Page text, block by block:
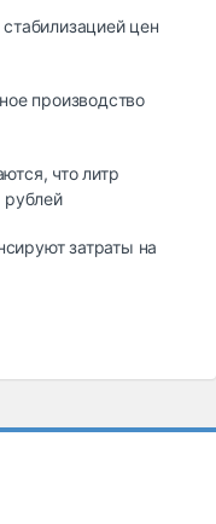
цен
производство
что литр
рублей
затраты на